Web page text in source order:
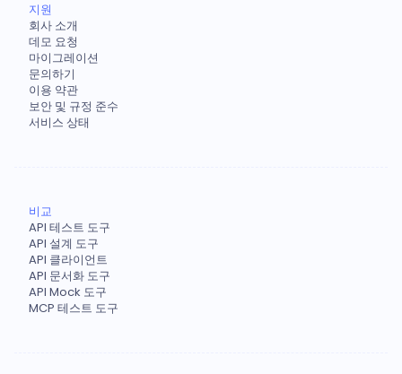
지원
회사 소개
데모 요청
마이그레이션
문의하기
이용 약관
보안 및 규정 준수
서비스 상태
비교
API 테스트 도구
API 설계 도구
API 클라이언트
API 문서화 도구
API Mock 도구
MCP 테스트 도구